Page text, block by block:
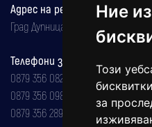
Ние
Този
за
Адрес на редакцията
Град Дупница, ул.''Христо Ботев" 43
Телефони за реклама и
0879 356 082
0879 356 098
0879 356 289